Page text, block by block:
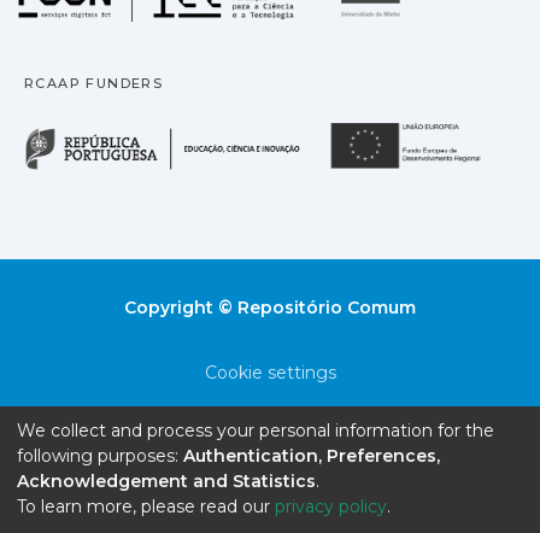
RCAAP FUNDERS
República Portuguesa
Copyright © Repositório Comum
Cookie settings
End User Agreement
Send Feedback
We collect and process your personal information for the
following purposes: Authentication, Preferences,
Acknowledgement and Statistics.
To learn more, please read our privacy policy.